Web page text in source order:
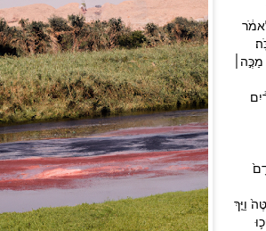
וַיַּ֤ךְ